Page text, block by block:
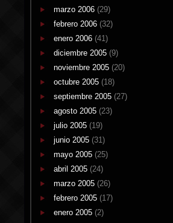
marzo 2006 (29)
febrero 2006 (32)
enero 2006 (41)
diciembre 2005 (9)
noviembre 2005 (20)
octubre 2005 (18)
septiembre 2005 (27)
agosto 2005 (23)
julio 2005 (19)
junio 2005 (31)
mayo 2005 (25)
abril 2005 (24)
marzo 2005 (26)
febrero 2005 (17)
enero 2005 (2)